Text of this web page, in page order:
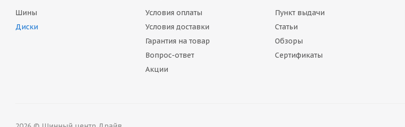
Шины
Диски
Условия оплаты
Условия доставки
Гарантия на товар
Вопрос-ответ
Акции
Пункт выдачи
Статьи
Обзоры
Сертификаты